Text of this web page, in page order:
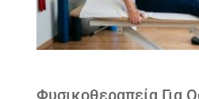
Φυσικοθεραπεία Για